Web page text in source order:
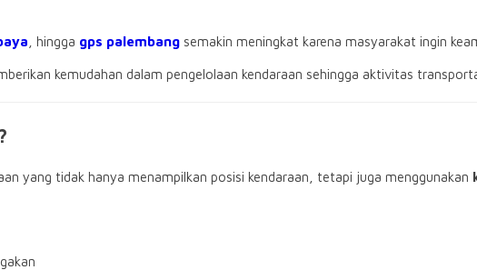
, hingga gps palembang semakin meningkat karena masyarakat ingin
kemudahan dalam pengelolaan kendaraan sehingga aktivitas
yang tidak hanya menampilkan posisi kendaraan, tetapi juga menggunakan